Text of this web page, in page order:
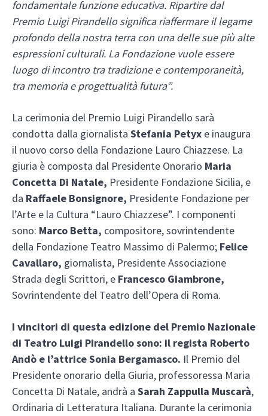
fondamentale funzione educativa. Ripartire dal
Premio Luigi Pirandello significa riaffermare il legame
profondo della nostra terra con una delle sue più alte
espressioni culturali. La Fondazione vuole essere
luogo di incontro tra tradizione e contemporaneità,
tra memoria e progettualità futura”.
La cerimonia del Premio Luigi Pirandello sarà
condotta dalla giornalista Stefania Petyx e inaugura
il nuovo corso della Fondazione Lauro Chiazzese. La
giuria è composta dal Presidente Onorario Maria
Concetta Di Natale, Presidente Fondazione Sicilia, e
da Raffaele Bonsignore, Presidente Fondazione per
l’Arte e la Cultura “Lauro Chiazzese”. I componenti
sono: Marco Betta, compositore, sovrintendente
della Fondazione Teatro Massimo di Palermo; Felice
Cavallaro, giornalista, Presidente Associazione
Strada degli Scrittori, e Francesco Giambrone,
Sovrintendente del Teatro dell’Opera di Roma.
I vincitori di questa edizione del Premio Nazionale
di Teatro Luigi Pirandello sono: il regista Roberto
Andò e l’attrice Sonia Bergamasco. Il Premio del
Presidente onorario della Giuria, professoressa Maria
Concetta Di Natale, andrà a Sarah Zappulla Muscarà,
Ordinaria di Letteratura Italiana. Durante la cerimonia